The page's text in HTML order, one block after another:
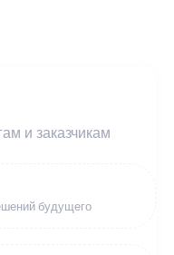
и заказчикам
будущего